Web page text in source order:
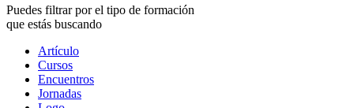
Puedes filtrar por el tipo de formación
que estás buscando
Tipo
contenido
Artículo
Cursos
Encuentros
Jornadas